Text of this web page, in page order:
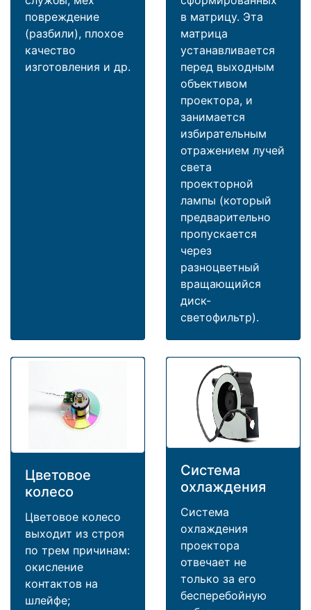
повреждение
(разбили), плохое
качество
изготовления и др.
в матрицу. Эта
матрица
устанавливается
перед выходным
объективом
проектора, и
занимается
избирательным
отражением лучей
света
проекторной
лампы (который
предварительно
пропускается
через
разноцветный
вращающийся
диск-
светофильтр).
Цветовое
колесо
Цветовое колесо
выходит из строя
по трем причинам:
окисление
контактов на
шлейфе;
Система
охлаждения
Система
охлаждения
проектора
отвечает не
только за его
бесперебойную